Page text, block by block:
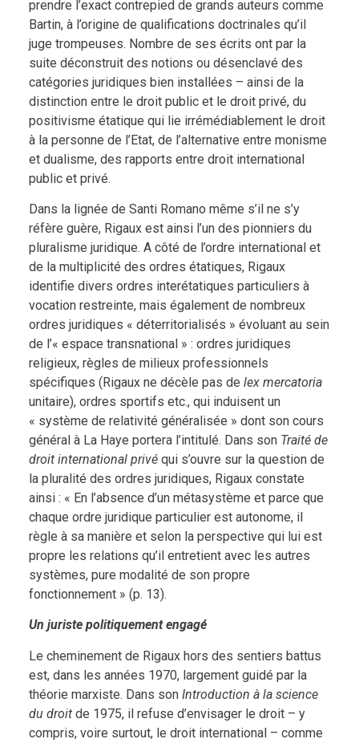
prendre l’exact contrepied de grands auteurs comme
Bartin, à l’origine de qualifications doctrinales qu’il
juge trompeuses. Nombre de ses écrits ont par la
suite déconstruit des notions ou désenclavé des
catégories juridiques bien installées – ainsi de la
distinction entre le droit public et le droit privé, du
positivisme étatique qui lie irrémédiablement le droit
à la personne de l’Etat, de l’alternative entre monisme
et dualisme, des rapports entre droit international
public et privé.
Dans la lignée de Santi Romano même s’il ne s’y
réfère guère, Rigaux est ainsi l’un des pionniers du
pluralisme juridique. A côté de l’ordre international et
de la multiplicité des ordres étatiques, Rigaux
identifie divers ordres interétatiques particuliers à
vocation restreinte, mais également de nombreux
ordres juridiques « déterritorialisés » évoluant au sein
de l’« espace transnational » : ordres juridiques
religieux, règles de milieux professionnels
spécifiques (Rigaux ne décèle pas de lex mercatoria
unitaire), ordres sportifs etc., qui induisent un
« système de relativité généralisée » dont son cours
général à La Haye portera l’intitulé. Dans son Traité de
droit international privéqui s’ouvre sur la question de
la pluralité des ordres juridiques, Rigaux constate
ainsi : « En l’absence d’un métasystème et parce que
chaque ordre juridique particulier est autonome, il
règle à sa manière et selon la perspective qui lui est
propre les relations qu’il entretient avec les autres
systèmes, pure modalité de son propre
fonctionnement » (p. 13).
Un juriste politiquement engagé
Le cheminement de Rigaux hors des sentiers battus
est, dans les années 1970, largement guidé par la
théorie marxiste. Dans son Introduction à la science
du droitde 1975, il refuse d’envisager le droit – y
compris, voire surtout, le droit international – comme